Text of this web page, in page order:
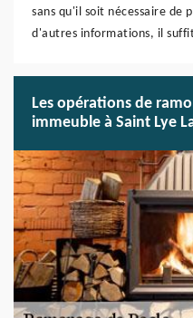
sans qu'il soit nécessaire de
d'autres informations, il
Les opérations de
immeuble à Saint Lye